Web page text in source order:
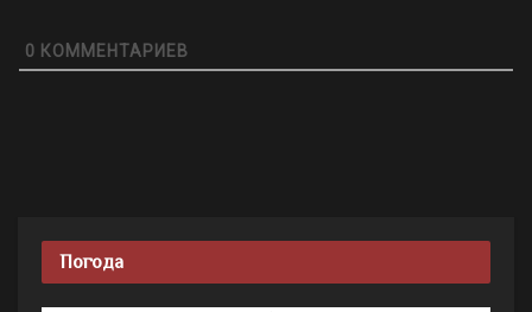
0 КОММЕНТАРИЕВ
Погода